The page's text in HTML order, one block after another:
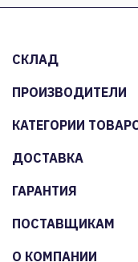
СКЛАД
ПРОИЗВОДИТЕЛИ
КАТЕГОРИИ
ДОСТАВКА
ГАРАНТИЯ
ПОСТАВЩИКАМ
О КОМПАНИИ